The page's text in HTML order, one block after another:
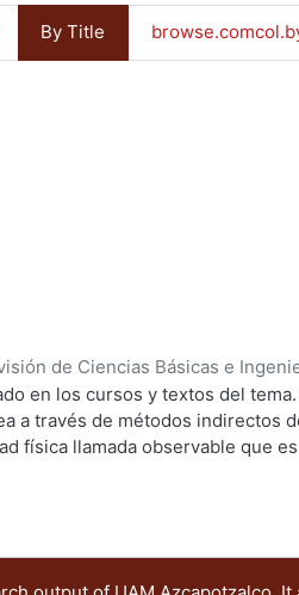
By Title
de Ciencias Básicas e
López, Elpidio; Soto Téllez, María
en los cursos y textos del tema.
a través de métodos indirectos
física llamada observable que es